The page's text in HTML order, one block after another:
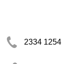
2334 1254